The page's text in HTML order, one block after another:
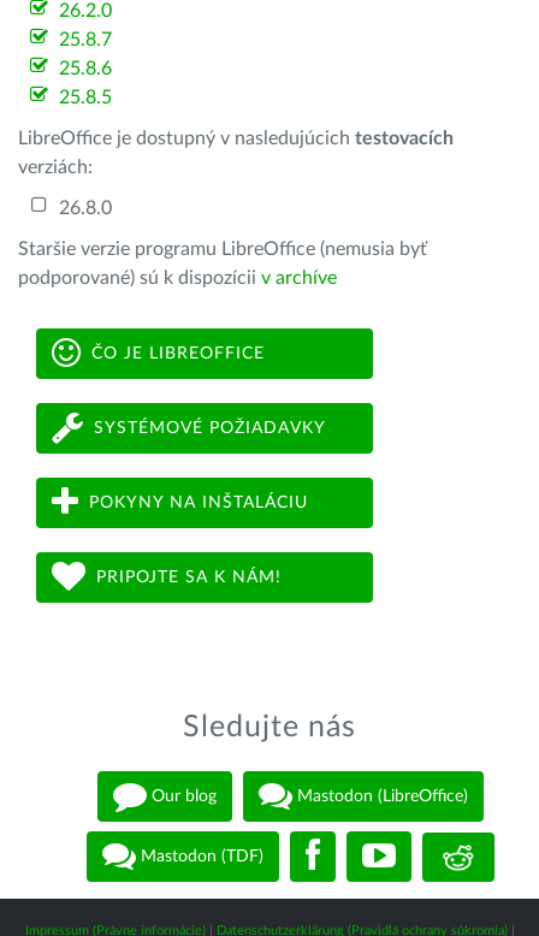
26.2.0
25.8.7
25.8.6
25.8.5
LibreOffice je dostupný v nasledujúcich testovacích
verziách:
26.8.0
Staršie verzie programu LibreOffice (nemusia byť
podporované) sú k dispozícii v archíve
ČO JE LIBREOFFICE
SYSTÉMOVÉ POŽIADAVKY
POKYNY NA INŠTALÁCIU
PRIPOJTE SA K NÁM!
Sledujte nás
Our blog Mastodon (LibreOffice)
Mastodon (TDF)
Impressum (Právne informácie)| Datenschutzerklärung (Pravidlá ochrany súkromia)|